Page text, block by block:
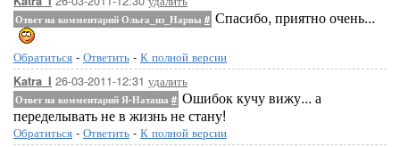
Ответ на комментарий Ольга_из_Нарвы # Спасибо, приятно очень...
Обратиться - Ответить - К полной версии
Katra_I 26-03-2011-12:31 удалить
Ответ на комментарий Я-Наташа # Ошибок кучу вижу... а
переделывать не в жизнь не стану!
Обратиться - Ответить - К полной версии